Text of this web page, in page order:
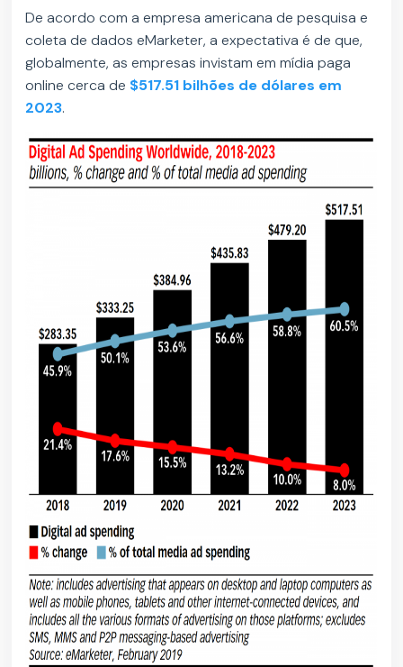
De acordo com a empresa americana de pesquisa e
coleta de dados eMarketer, a expectativa é de que,
globalmente, as empresas invistam em mídia paga
online cerca de $517.51 bilhões de dólares em
2023.